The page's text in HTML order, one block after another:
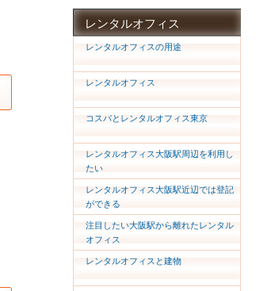
レンタルオフィス
レンタルオフィスの用途
レンタルオフィス
コスパとレンタルオフィス東京
レンタルオフィス大阪駅周辺を利用し
たい
レンタルオフィス大阪駅近辺では登記
ができる
注目したい大阪駅から離れたレンタル
オフィス
レンタルオフィスと建物